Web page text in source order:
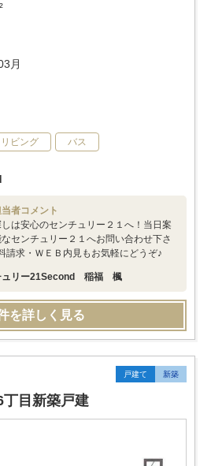
月
リビング バス
者コメント
しは安心のセンチュリー２１へ！当日案
センチュリー２１へお問い合わせ下さ
請求・ＷＥＢ内見もお気軽にどうぞ♪
ュリー21Second 稲福 楓
を詳しく見る
戸建て 新築
丁目新築戸建